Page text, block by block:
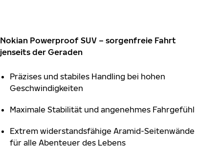
Nokian Powerproof SUV – sorgenfreie Fahrt
jenseits der Geraden
Präzises und stabiles Handling bei hohen
Geschwindigkeiten
Maximale Stabilität und angenehmes Fahrgefühl
Extrem widerstandsfähige Aramid-Seitenwände
für alle Abenteuer des Lebens